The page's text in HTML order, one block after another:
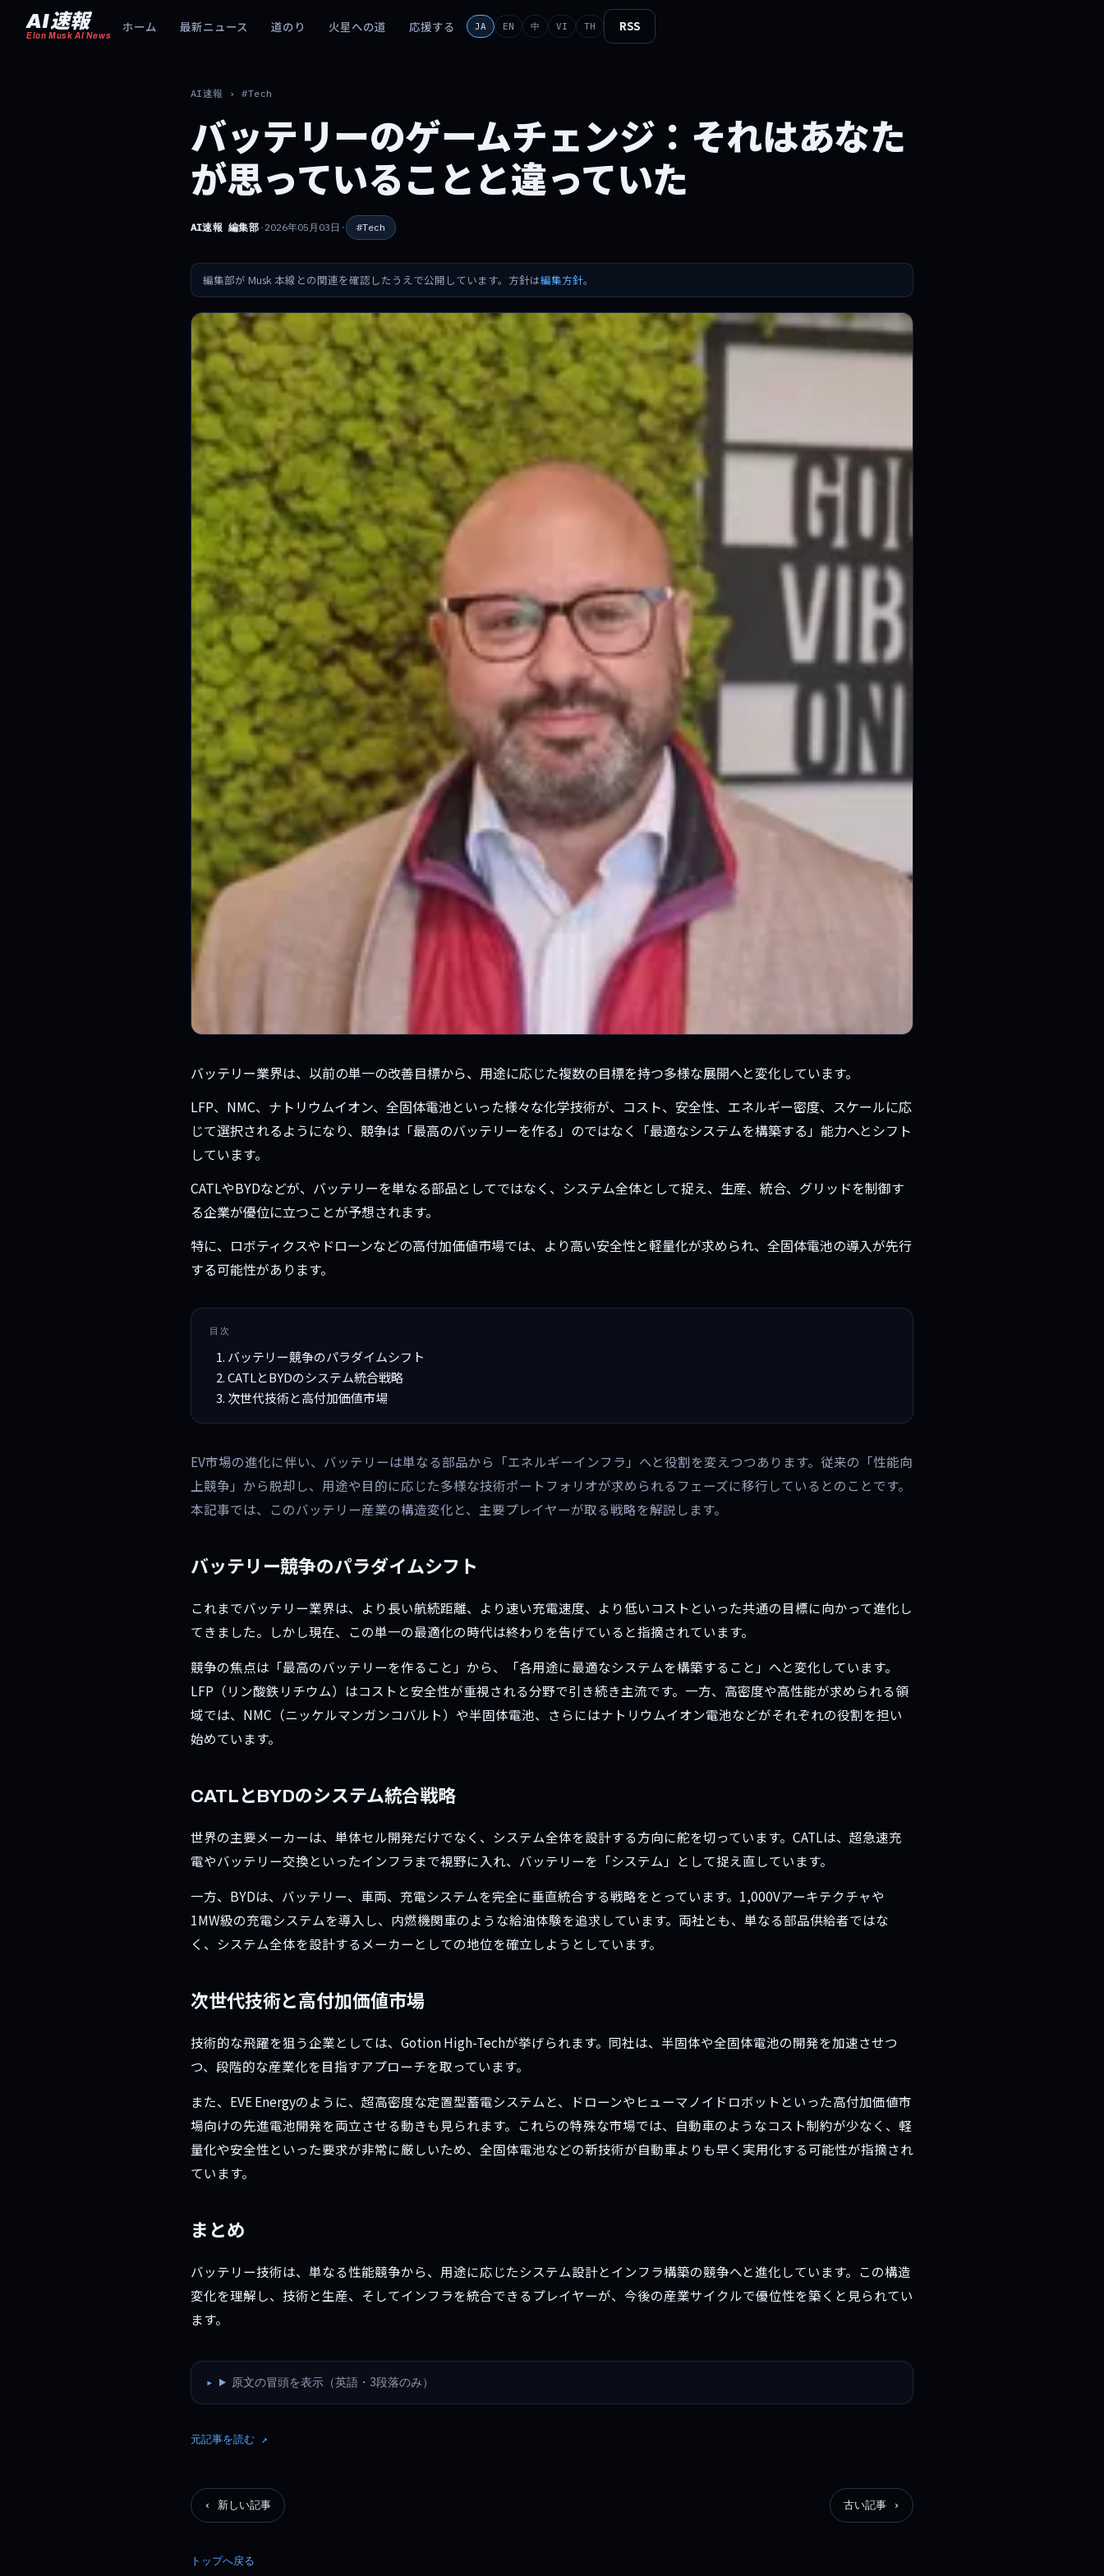
AI速報
Elon Musk AI News
ホーム 最新ニュース 道のり 火星への道 応援する JA EN 中 VI TH RSS
AI速報 ›#Tech
バッテリーのゲームチェンジ：それはあなた
が思っていることと違っていた
AI速報 編集部· 2026年05月03日 · #Tech
編集部が Musk 本線との関連を確認したうえで公開しています。方針は編集方針。
バッテリー業界は、以前の単一の改善目標から、用途に応じた複数の目標を持つ多様な展開へと変化しています。
LFP、NMC、ナトリウムイオン、全固体電池といった様々な化学技術が、コスト、安全性、エネルギー密度、スケールに応
じて選択されるようになり、競争は「最高のバッテリーを作る」のではなく「最適なシステムを構築する」能力へとシフト
しています。
CATLやBYDなどが、バッテリーを単なる部品としてではなく、システム全体として捉え、生産、統合、グリッドを制御す
る企業が優位に立つことが予想されます。
特に、ロボティクスやドローンなどの高付加価値市場では、より高い安全性と軽量化が求められ、全固体電池の導入が先行
する可能性があります。
目次
バッテリー競争のパラダイムシフト
CATLとBYDのシステム統合戦略
次世代技術と高付加価値市場
EV市場の進化に伴い、バッテリーは単なる部品から「エネルギーインフラ」へと役割を変えつつあります。従来の「性能向
上競争」から脱却し、用途や目的に応じた多様な技術ポートフォリオが求められるフェーズに移行しているとのことです。
本記事では、このバッテリー産業の構造変化と、主要プレイヤーが取る戦略を解説します。
バッテリー競争のパラダイムシフト
これまでバッテリー業界は、より長い航続距離、より速い充電速度、より低いコストといった共通の目標に向かって進化し
てきました。しかし現在、この単一の最適化の時代は終わりを告げていると指摘されています。
競争の焦点は「最高のバッテリーを作ること」から、「各用途に最適なシステムを構築すること」へと変化しています。
LFP（リン酸鉄リチウム）はコストと安全性が重視される分野で引き続き主流です。一方、高密度や高性能が求められる領
域では、NMC（ニッケルマンガンコバルト）や半固体電池、さらにはナトリウムイオン電池などがそれぞれの役割を担い
始めています。
CATLとBYDのシステム統合戦略
世界の主要メーカーは、単体セル開発だけでなく、システム全体を設計する方向に舵を切っています。CATLは、超急速充
電やバッテリー交換といったインフラまで視野に入れ、バッテリーを「システム」として捉え直しています。
一方、BYDは、バッテリー、車両、充電システムを完全に垂直統合する戦略をとっています。1,000Vアーキテクチャや
1MW級の充電システムを導入し、内燃機関車のような給油体験を追求しています。両社とも、単なる部品供給者ではな
く、システム全体を設計するメーカーとしての地位を確立しようとしています。
次世代技術と高付加価値市場
技術的な飛躍を狙う企業としては、Gotion High-Techが挙げられます。同社は、半固体や全固体電池の開発を加速させつ
つ、段階的な産業化を目指すアプローチを取っています。
また、EVE Energyのように、超高密度な定置型蓄電システムと、ドローンやヒューマノイドロボットといった高付加価値市
場向けの先進電池開発を両立させる動きも見られます。これらの特殊な市場では、自動車のようなコスト制約が少なく、軽
量化や安全性といった要求が非常に厳しいため、全固体電池などの新技術が自動車よりも早く実用化する可能性が指摘され
ています。
まとめ
バッテリー技術は、単なる性能競争から、用途に応じたシステム設計とインフラ構築の競争へと進化しています。この構造
変化を理解し、技術と生産、そしてインフラを統合できるプレイヤーが、今後の産業サイクルで優位性を築くと見られてい
ます。
原文の冒頭を表示（英語・3段落のみ）
元記事を読む ↗
‹ 新しい記事 古い記事 ›
トップへ戻る